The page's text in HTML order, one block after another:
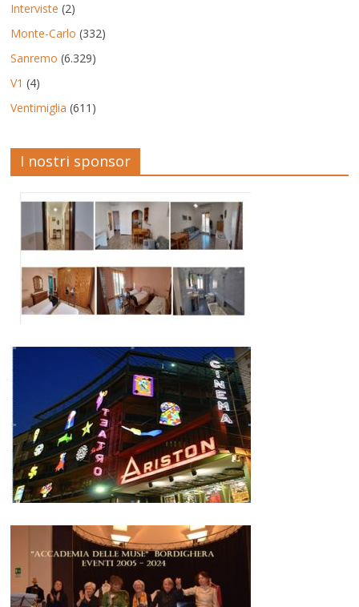
Interviste (2)
Monte-Carlo (332)
Sanremo (6.329)
V1 (4)
Ventimiglia (611)
I nostri sponsor